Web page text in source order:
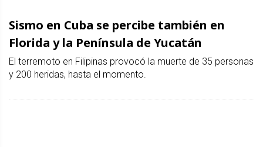
Sismo en Cuba se percibe también en
Florida y la Península de Yucatán
El terremoto en Filipinas provocó la muerte de 35 personas
y 200 heridas, hasta el momento.